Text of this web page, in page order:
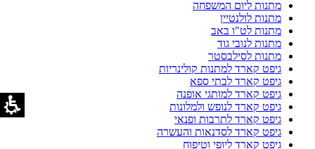
מתנות ליום המשפחה
מתנות לולנטיין
מתנות לט"ו באב
מתנות לנובי גוד
מתנות לסילבסטר
גיפט קארד למתנות קולינריות
גיפט קארד לבתי ספא
גיפט קארד למותגי אופנה
גיפט קארד לנופש ולמלונות
גיפט קארד לתרבות ופנאי
גיפט קארד לסדנאות והעשרה
גיפט קארד ליופי וטיפוח